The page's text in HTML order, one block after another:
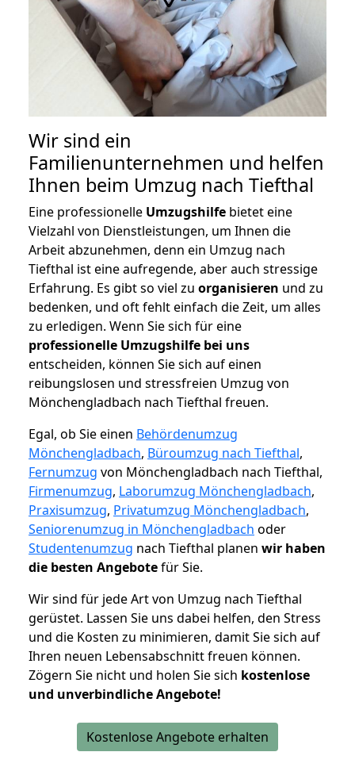
Wir sind ein
Familienunternehmen und helfen
Ihnen beim Umzug nach Tiefthal
Eine professionelle Umzugshilfe bietet eine
Vielzahl von Dienstleistungen, um Ihnen die
Arbeit abzunehmen, denn ein Umzug nach
Tiefthal ist eine aufregende, aber auch stressige
Erfahrung. Es gibt so viel zu organisieren und zu
bedenken, und oft fehlt einfach die Zeit, um alles
zu erledigen. Wenn Sie sich für eine
professionelle Umzugshilfe bei uns
entscheiden, können Sie sich auf einen
reibungslosen und stressfreien Umzug von
Mönchengladbach nach Tiefthal freuen.
Egal, ob Sie einen Behördenumzug
Mönchengladbach, Büroumzug nach Tiefthal,
Fernumzug von Mönchengladbach nach Tiefthal,
Firmenumzug, Laborumzug Mönchengladbach,
Praxisumzug, Privatumzug Mönchengladbach,
Seniorenumzug in Mönchengladbach oder
Studentenumzug nach Tiefthal planen wir haben
die besten Angebotefür Sie.
Wir sind für jede Art von Umzug nach Tiefthal
gerüstet. Lassen Sie uns dabei helfen, den Stress
und die Kosten zu minimieren, damit Sie sich auf
Ihren neuen Lebensabschnitt freuen können.
Zögern Sie nicht und holen Sie sich kostenlose
und unverbindliche Angebote!
Kostenlose Angebote erhalten